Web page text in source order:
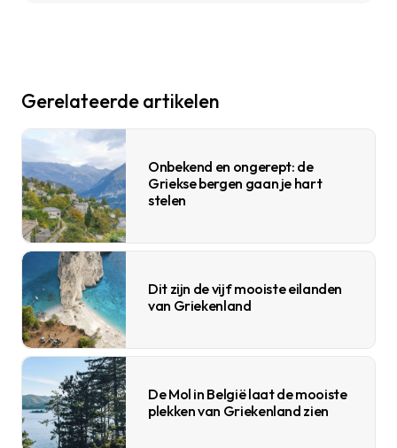
Gerelateerde artikelen
Onbekend en ongerept: de
Griekse bergen gaan je hart
stelen
Dit zijn de vijf mooiste eilanden
van Griekenland
De Mol in België laat de mooiste
plekken van Griekenland zien